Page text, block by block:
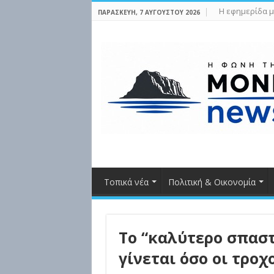
ΠΑΡΑΣΚΕΥΉ, 7 ΑΥΓΟΎΣΤΟΥ 2026 Η εφημερίδα
Τοπικά νέα Πολιτική & Οικονομία
Το “καλύτερο
γίνεται όσο οι